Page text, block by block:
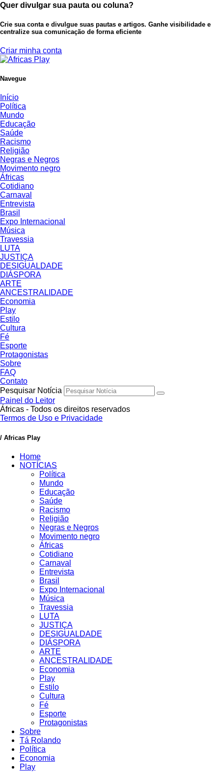
Quer divulgar sua pauta ou coluna?
Crie sua conta e divulgue suas pautas e artigos. Ganhe visibilidade e
centralize sua comunicação de forma eficiente
Criar minha conta
Navegue
Início
Política
Mundo
Educação
Saúde
Racismo
Religião
Negras e Negros
Movimento negro
Áfricas
Cotidiano
Carnaval
Entrevista
Brasil
Expo Internacional
Música
Travessia
LUTA
JUSTIÇA
DESIGUALDADE
DIÁSPORA
ARTE
ANCESTRALIDADE
Economia
Play
Estilo
Cultura
Fé
Esporte
Protagonistas
Sobre
FAQ
Contato
Pesquisar Notícia
Painel do Leitor
Áfricas - Todos os direitos reservados
Termos de Uso e Privacidade
/ Africas Play
Home
NOTÍCIAS
Política
Mundo
Educação
Saúde
Racismo
Religião
Negras e Negros
Movimento negro
Áfricas
Cotidiano
Carnaval
Entrevista
Brasil
Expo Internacional
Música
Travessia
LUTA
JUSTIÇA
DESIGUALDADE
DIÁSPORA
ARTE
ANCESTRALIDADE
Economia
Play
Estilo
Cultura
Fé
Esporte
Protagonistas
Sobre
Tá Rolando
Política
Economia
Play